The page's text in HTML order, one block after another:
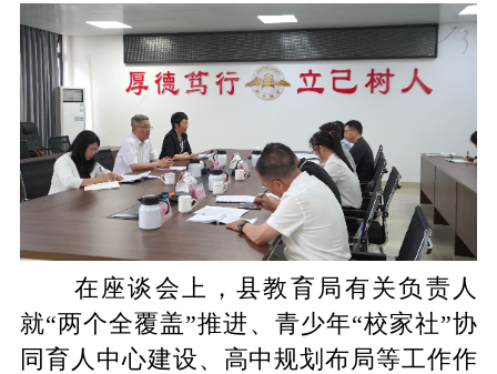
在座谈会上，县教育局有关负责人
就“两个全覆盖”推进 、 青少年“校家社”协
同育人中心建设、 高中规划布局等工作作